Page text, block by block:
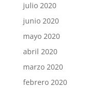
julio 2020
junio 2020
mayo 2020
abril 2020
marzo 2020
febrero 2020